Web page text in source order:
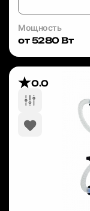
Мощность
от 5280 Вт
0.0